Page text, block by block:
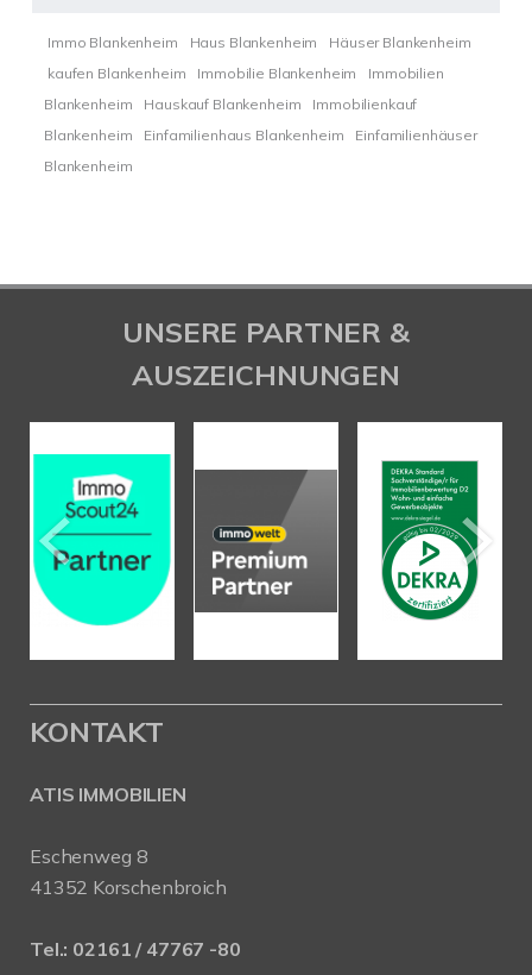
Immo Blankenheim Haus Blankenheim
Häuser Blankenheim
kaufen Blankenheim
Immobilie Blankenheim
Immobilien
Blankenheim
Hauskauf Blankenheim
Immobilienkauf
Blankenheim
Einfamilienhaus Blankenheim
Einfamilienhäuser
Blankenheim
UNSERE PARTNER &
AUSZEICHNUNGEN
KONTAKT
ATIS IMMOBILIEN
Eschenweg 8
41352 Korschenbroich
Tel.: 02161 / 47767 -80